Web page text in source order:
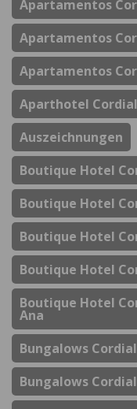
Apartamentos
Apartamentos
Apartamentos
Aparthotel
Auszeichnungen
Boutique Hotel
Boutique Hotel
Boutique Hotel
Boutique Hotel
Boutique Hotel
Ana
Bungalows
Bungalows